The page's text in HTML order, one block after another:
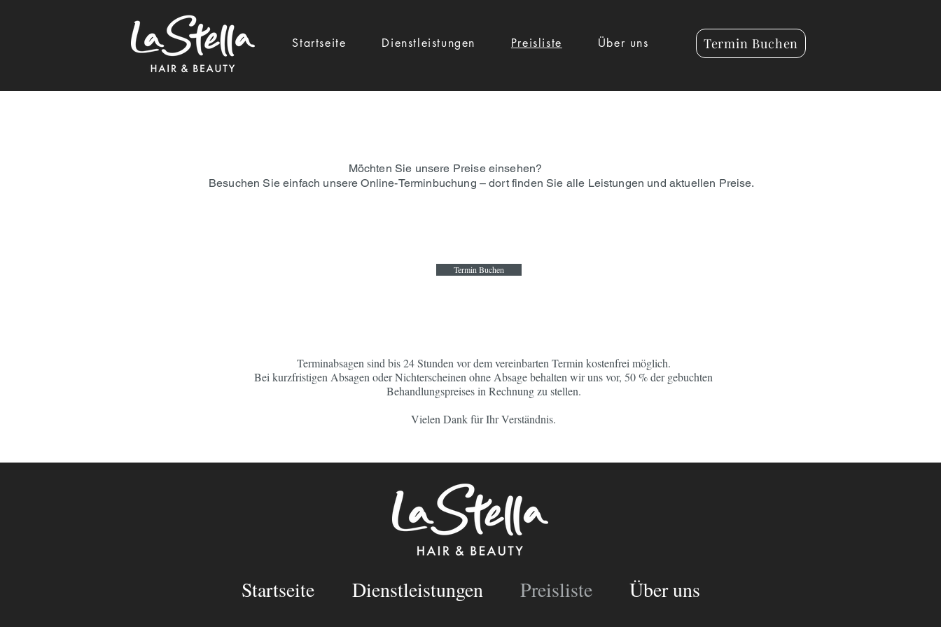
Startseite Dienstleistungen Preisliste Über uns Termin Buchen
Möchten Sie unsere Preise einsehen?
Besuchen Sie einfach unsere Online-Terminbuchung – dort finden Sie alle Leistungen und aktuellen Preise.
Termin Buchen
Terminabsagen sind bis 24 Stunden vor dem vereinbarten Termin kostenfrei möglich.
Bei kurzfristigen Absagen oder Nichterscheinen ohne Absage behalten wir uns vor, 50 % der gebuchten
Behandlungspreises in Rechnung zu stellen.
Vielen Dank für Ihr Verständnis.
Startseite Dienstleistungen Preisliste Über uns